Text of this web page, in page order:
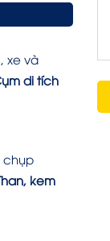
xe và
di tích
chụp
kem